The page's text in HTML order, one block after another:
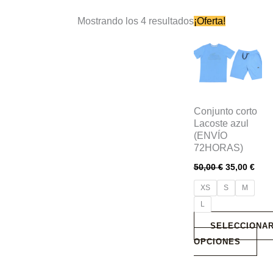
Mostrando los 4 resultados¡Oferta!
Conjunto corto
Lacoste azul
(ENVÍO
72HORAS)
50,00€
El
precio
era:
50,00 €.
35,00 €
es:
XS S
M
L
SELECCIONAR
OPCIONES
de